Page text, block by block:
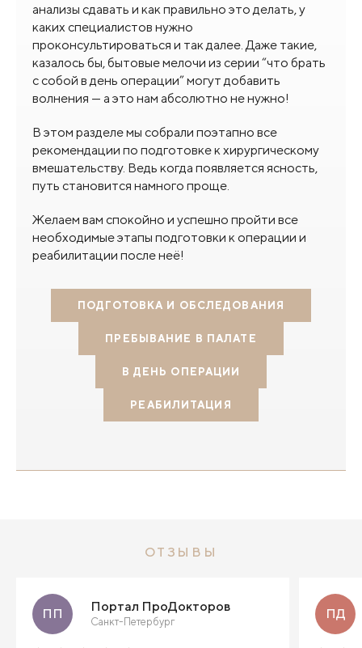
анализы сдавать и как правильно это делать, у
каких специалистов нужно
проконсультироваться и так далее. Даже такие,
казалось бы, бытовые мелочи из серии “что брать
с собой в день операции” могут добавить
волнения — а это нам абсолютно не нужно!
В этом разделе мы собрали поэтапно все
рекомендации по подготовке к хирургическому
вмешательству. Ведь когда появляется ясность,
путь становится намного проще.
Желаем вам спокойно и успешно пройти все
необходимые этапы подготовки к операции и
реабилитации после неё!
ПОДГОТОВКА И ОБСЛЕДОВАНИЯ
ПРЕБЫВАНИЕ В ПАЛАТЕ
В ДЕНЬ ОПЕРАЦИИ
РЕАБИЛИТАЦИЯ
ОТЗЫВЫ
ПП Портал ПроДокторов
Санкт-Петербург
ПД